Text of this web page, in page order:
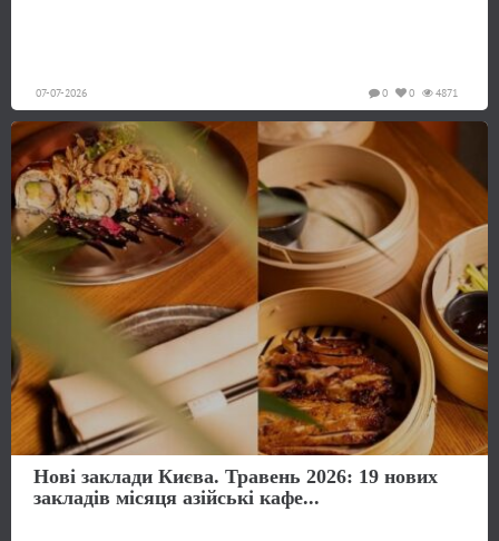
07-07-2026 4871
0
0
Нові заклади Києва. Травень 2026: 19 нових
закладів місяця азійські кафе...